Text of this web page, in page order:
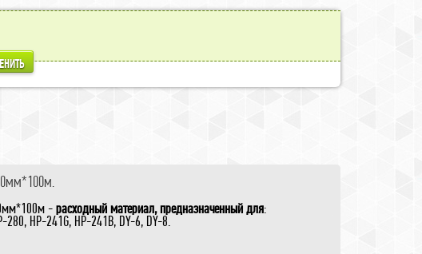
-расходный материал, предназначенный для:
HP-241G, HP-241B, DY-6, DY-8.